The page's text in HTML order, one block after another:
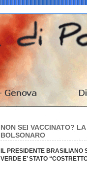
NON SEI VACCINATO?
BOLSONARO
IL PRESIDENTE BRASILIANO
VERDE E’ STATO